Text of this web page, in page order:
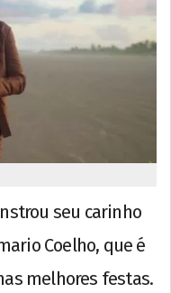
seu carinho
Coelho, que é
melhores festas.